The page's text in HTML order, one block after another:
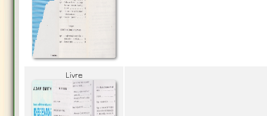
Livre